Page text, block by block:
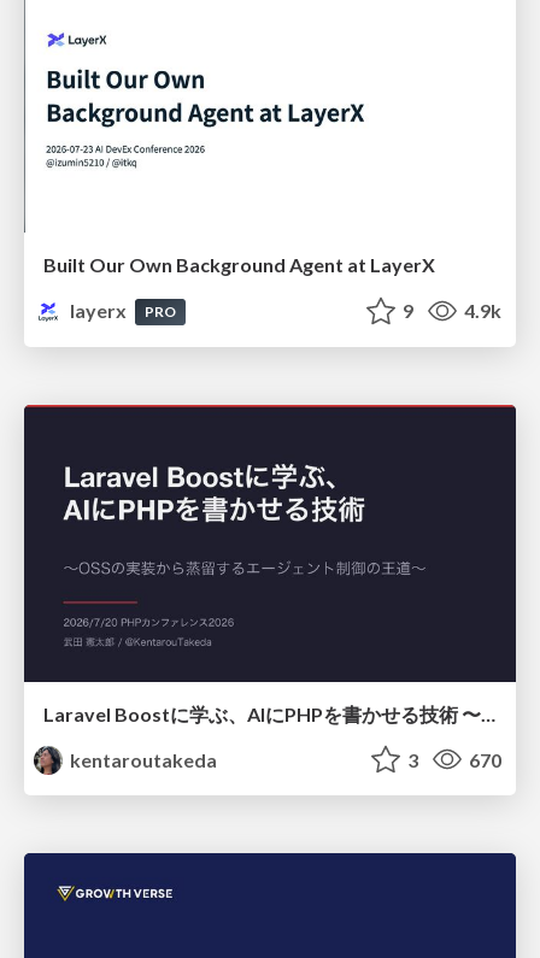
Built Our Own Background Agent at LayerX
layerx
PRO 9 4.9k
kentaroutakeda
3 670